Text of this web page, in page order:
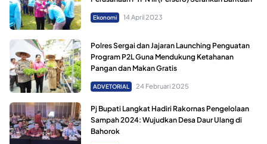
Ekonomi 14 April 2023
Polres Sergai dan Jajaran Launching Penguatan
Program P2L Guna Mendukung Ketahanan
Pangan dan Makan Gratis
ADVETORIAL 24 Februari 2025
Pj Bupati Langkat Hadiri Rakornas Pengelolaan
Sampah 2024: Wujudkan Desa Daur Ulang di
Bahorok